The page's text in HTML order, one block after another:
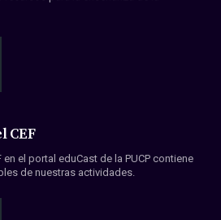
CEF
en el portal eduCast de la PUCP contiene
de nuestras actividades.